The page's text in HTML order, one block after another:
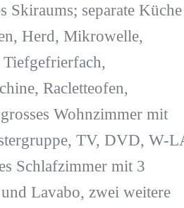
Skiraums; separate
Herd, Mikrowelle,
Racletteofen,
Wohnzimmer mit
TV, DVD, W-
Schlafzimmer mit 3
Lavabo, zwei weitere